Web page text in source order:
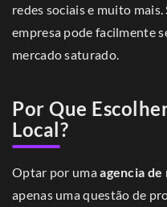
redes sociais e muito mais.
empresa pode facilmente
mercado saturado.
Por Que
Local?
Optar por umaagencia
apenas uma questão de